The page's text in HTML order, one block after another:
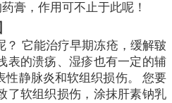
膏，作用可不止于此呢！
？ 它能治疗早期冻疮，缓解皲
表的溃疡、湿疹也有一定的辅
性静脉炎和软组织损伤。 您要
了软组织损伤，涂抹肝素钠乳